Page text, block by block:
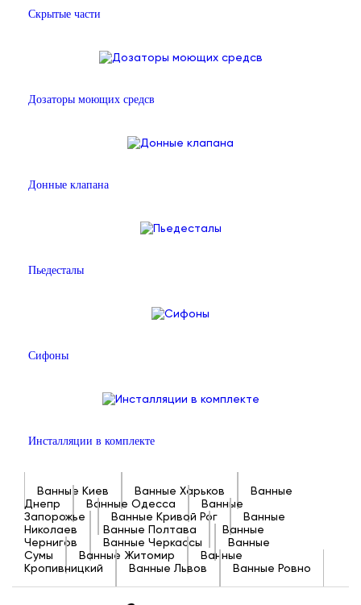
Скрытые части
Дозаторы моющих средсв
Донные клапана
Пьедесталы
Сифоны
Инсталляции в комплекте
Ванные Киев Ванные Харьков
Ванные
Днепр
Ванные Одесса
Ванные
Запорожье
Ванные Кривой Рог
Ванные
Николаев
Ванные Полтава
Ванные
Чернигов
Ванные Черкассы
Ванные
Сумы
Ванные Житомир
Ванные
Кропивницкий
Ванные Львов Ванные Ровно